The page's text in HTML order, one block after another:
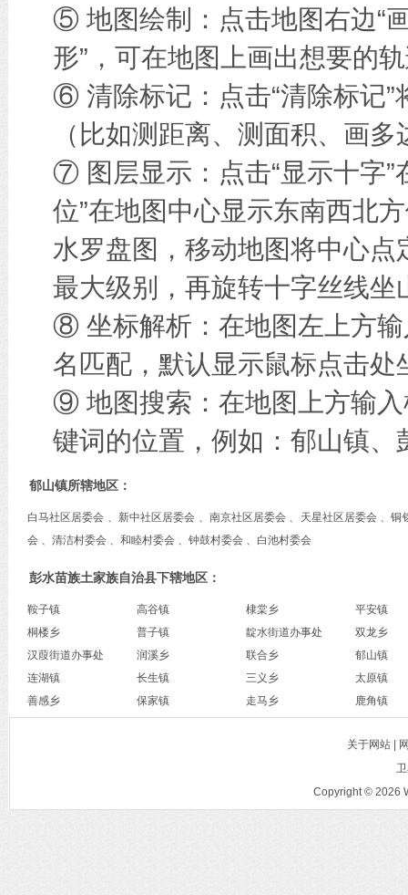
⑤ 地图绘制：点击地图右边“画
形”，可在地图上画出想要的
⑥ 清除标记：点击“清除标记
（比如测距离、测面积、画多
⑦ 图层显示：点击“显示十字”
位”在地图中心显示东南西北
水罗盘图，移动地图将中心
最大级别，再旋转十字丝线坐
⑧ 坐标解析：在地图左上方
名匹配，默认显示鼠标点击处
⑨ 地图搜索：在地图上方输
键词的位置，例如：郁山镇
郁山镇所辖地区：
白马社区居委会 、新中社区居委会 、南京社区居委会 、天星社区居委会 、
会 、清洁村委会 、和睦村委会 、钟鼓村委会 、白池村委会
彭水苗族土家族自治县下辖地区：
鞍子镇 高谷镇 棣棠乡
平安镇
桐楼乡
普子镇 靛水街道办事处
双龙乡
汉葭街道办事处
润溪乡 联合乡
郁山镇
连湖镇
长生镇 三义乡
太原镇
善感乡
保家镇 走马乡 鹿角镇
关于网站 |
Copyright © 2026